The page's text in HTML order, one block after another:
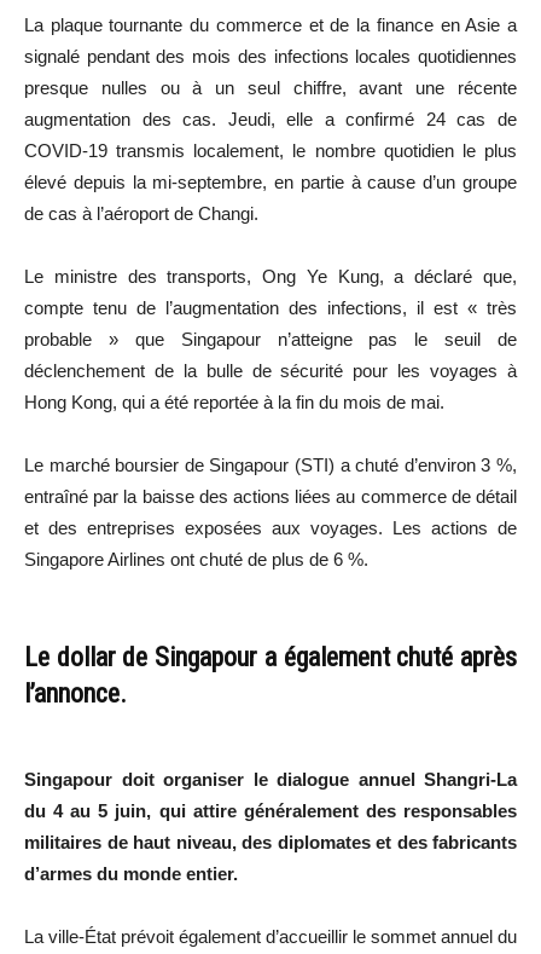
La plaque tournante du commerce et de la finance en Asie a
signalé pendant des mois des infections locales quotidiennes
presque nulles ou à un seul chiffre, avant une récente
augmentation des cas. Jeudi, elle a confirmé 24 cas de
COVID-19 transmis localement, le nombre quotidien le plus
élevé depuis la mi-septembre, en partie à cause d’un groupe
de cas à l’aéroport de Changi.
Le ministre des transports, Ong Ye Kung, a déclaré que,
compte tenu de l’augmentation des infections, il est « très
probable » que Singapour n’atteigne pas le seuil de
déclenchement de la bulle de sécurité pour les voyages à
Hong Kong, qui a été reportée à la fin du mois de mai.
Le marché boursier de Singapour (STI) a chuté d’environ 3 %,
entraîné par la baisse des actions liées au commerce de détail
et des entreprises exposées aux voyages. Les actions de
Singapore Airlines ont chuté de plus de 6 %.
Le dollar de Singapour a également chuté après
l’annonce.
Singapour doit organiser le dialogue annuel Shangri-La
du 4 au 5 juin, qui attire généralement des responsables
militaires de haut niveau, des diplomates et des fabricants
d’armes du monde entier.
La ville-État prévoit également d’accueillir le sommet annuel du